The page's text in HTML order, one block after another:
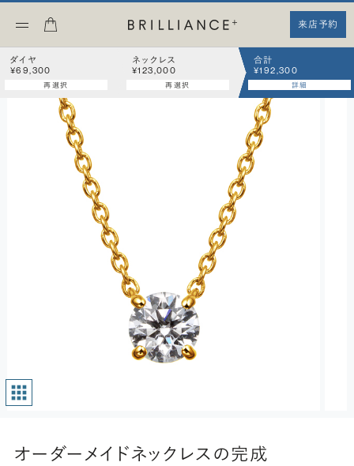
来店予約
ダイヤ
¥69,300
再選択
ネックレス
¥123,000
再選択
合計
¥192,300
詳細
オーダーメイドネックレスの完成